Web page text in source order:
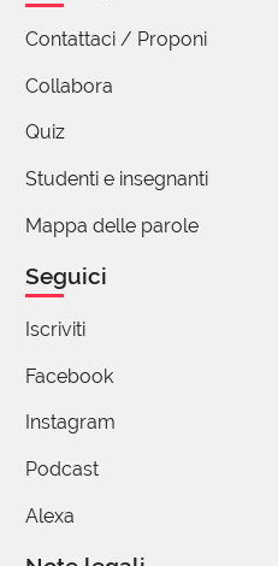
Contattaci / Proponi
Collabora
Quiz
Studenti e insegnanti
Mappa delle parole
Seguici
Iscriviti
Facebook
Instagram
Podcast
Alexa